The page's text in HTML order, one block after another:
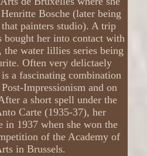
Bosche (later being
painters studio). A trip
bought her into contact with
water lillies series being
Often very delictaely
a fascinating combination
Impressionism and on
a short spell under the
Carte (1935-37), her
in 1937 when she won the
of the Academy of
in Brussels.